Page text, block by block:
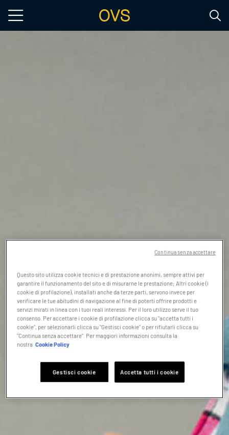
Questo sito utilizza cookie tecnici e di prestazione anonimi, sempre attivi per
garantire il funzionamento del sito e di misurarne le prestazione; Altri cookie (i
cookie di profilazione), installati anche da terze parti, servono invece per
verificare le tue abitudini di navigazione al fine di poterti offrire prodotti e
servizi mirati in linea con i tuoi reali interessi. Per il loro utilizzo serve il tuo
consenso. Per accettare i cookie di profilazione clicca su "accetta tutti i
cookie", per selezionarli clicca su "Gestisci cookie" o per rifiutarli clicca su
"Continua senza accettare". Per maggiori informazioni consulta la
nostra Cookie Policy
Gestisci cookie Accetta tutti i cookie
Continua senza accettare